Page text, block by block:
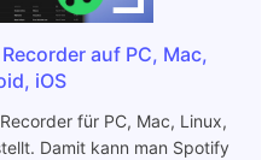
auf PC, Mac,
iOS
für PC, Mac, Linux,
Damit kann man Spotify